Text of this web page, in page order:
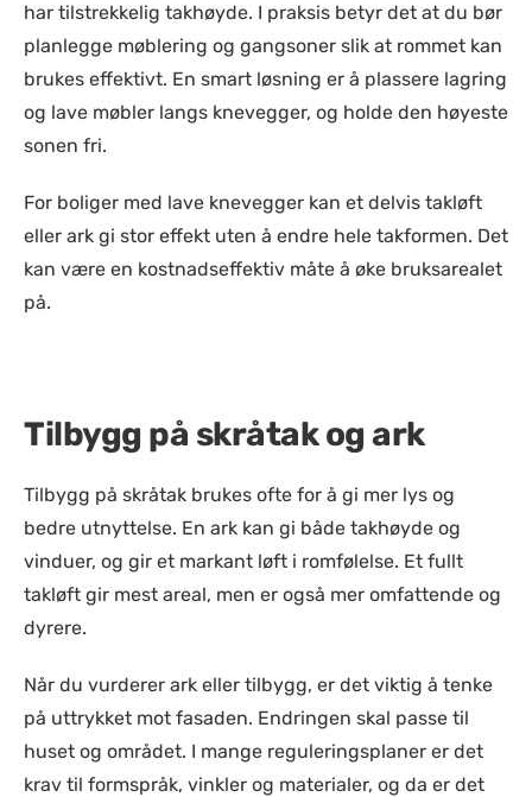
har tilstrekkelig takhøyde. I praksis betyr det at du bør
planlegge møblering og gangsoner slik at rommet kan
brukes effektivt. En smart løsning er å plassere lagring
og lave møbler langs knevegger, og holde den høyeste
sonen fri.
For boliger med lave knevegger kan et delvis takløft
eller ark gi stor effekt uten å endre hele takformen. Det
kan være en kostnadseffektiv måte å øke bruksarealet
på.
Tilbygg på skråtak og ark
Tilbygg på skråtak brukes ofte for å gi mer lys og
bedre utnyttelse. En ark kan gi både takhøyde og
vinduer, og gir et markant løft i romfølelse. Et fullt
takløft gir mest areal, men er også mer omfattende og
dyrere.
Når du vurderer ark eller tilbygg, er det viktig å tenke
på uttrykket mot fasaden. Endringen skal passe til
huset og området. I mange reguleringsplaner er det
krav til formspråk, vinkler og materialer, og da er det